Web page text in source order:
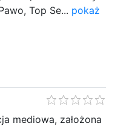
Top Se... pokaż
mediowa, założona